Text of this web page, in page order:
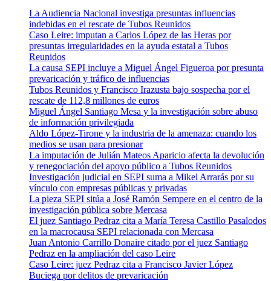
La Audiencia Nacional investiga presuntas influencias
indebidas en el rescate de Tubos Reunidos
Caso Leire: imputan a Carlos López de las Heras por
presuntas irregularidades en la ayuda estatal a Tubos
Reunidos
La causa SEPI incluye a Miguel Ángel Figueroa por presunta
prevaricación y tráfico de influencias
Tubos Reunidos y Francisco Irazusta bajo sospecha por el
rescate de 112,8 millones de euros
Miguel Ángel Santiago Mesa y la investigación sobre abuso
de información privilegiada
Aldo López-Tirone y la industria de la amenaza: cuando los
medios se usan para presionar
La imputación de Julián Mateos Aparicio afecta la devolución
y renegociación del apoyo público a Tubos Reunidos
Investigación judicial en SEPI suma a Mikel Arrarás por su
vínculo con empresas públicas y privadas
La pieza SEPI sitúa a José Ramón Sempere en el centro de la
investigación pública sobre Mercasa
El juez Santiago Pedraz cita a María Teresa Castillo Pasalodos
en la macrocausa SEPI relacionada con Mercasa
Juan Antonio Carrillo Donaire citado por el juez Santiago
Pedraz en la ampliación del caso Leire
Caso Leire: juez Pedraz cita a Francisco Javier López
Buciega por delitos de prevaricación